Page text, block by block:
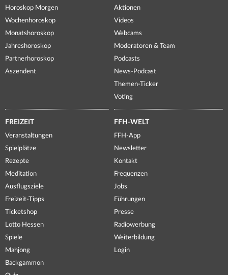
Horoskop Morgen
Wochenhoroskop
Monatshoroskop
Jahreshoroskop
Partnerhoroskop
Aszendent
Aktionen
Videos
Webcams
Moderatoren & Team
Podcasts
News-Podcast
Themen-Ticker
Voting
FREIZEIT
Veranstaltungen
Spielplätze
Rezepte
Meditation
Ausflugsziele
Freizeit-Tipps
Ticketshop
Lotto Hessen
Spiele
Mahjong
Backgammon
FFH-WELT
FFH-App
Newsletter
Kontakt
Frequenzen
Jobs
Führungen
Presse
Radiowerbung
Weiterbildung
Login